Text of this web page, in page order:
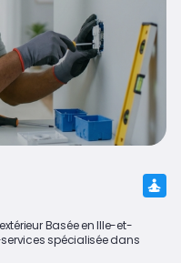
Basée en Ille-et-
services spécialisée dans